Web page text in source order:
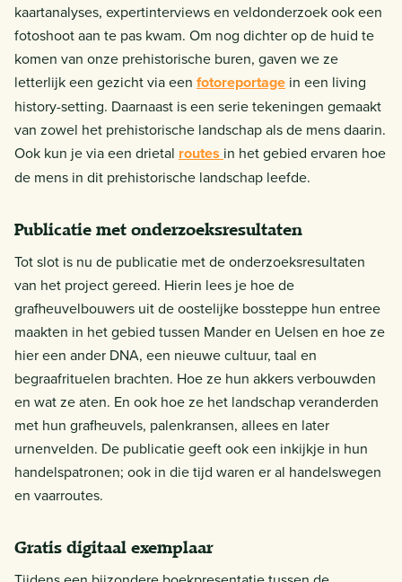
kaartanalyses, expertinterviews en veldonderzoek ook een
fotoshoot aan te pas kwam. Om nog dichter op de huid te
komen van onze prehistorische buren, gaven we ze
letterlijk een gezicht via een fotoreportage in een living
history-setting. Daarnaast is een serie tekeningen gemaakt
van zowel het prehistorische landschap als de mens daarin.
Ook kun je via een drietal routes in het gebied ervaren hoe
de mens in dit prehistorische landschap leefde.
Publicatie met onderzoeksresultaten
Tot slot is nu de publicatie met de onderzoeksresultaten
van het project gereed. Hierin lees je hoe de
grafheuvelbouwers uit de oostelijke bossteppe hun entree
maakten in het gebied tussen Mander en Uelsen en hoe ze
hier een ander DNA, een nieuwe cultuur, taal en
begraafrituelen brachten. Hoe ze hun akkers verbouwden
en wat ze aten. En ook hoe ze het landschap veranderden
met hun grafheuvels, palenkransen, allees en later
urnenvelden. De publicatie geeft ook een inkijkje in hun
handelspatronen; ook in die tijd waren er al handelswegen
en vaarroutes.
Gratis digitaal exemplaar